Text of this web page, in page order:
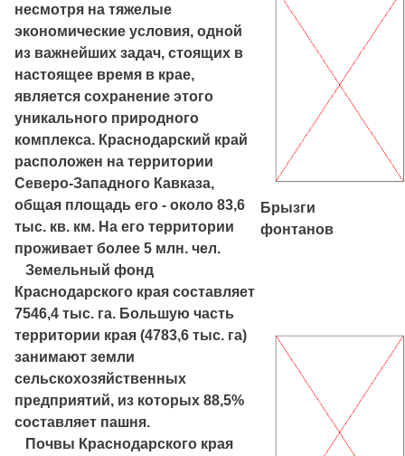
несмотря на тяжелые
экономические условия, одной
из важнейших задач, стоящих в
настоящее время в крае,
является сохранение этого
уникального природного
комплекса. Краснодарский край
расположен на территории
Северо-Западного Кавказа,
общая площадь его - около 83,6
тыс. кв. км. На его территории
проживает более 5 млн. чел.
Земельный фонд
Краснодарского края составляет
7546,4 тыс. га. Большую часть
территории края (4783,6 тыс. га)
занимают земли
сельскохозяйственных
предприятий, из которых 88,5%
составляет пашня.
Почвы Краснодарского края
Брызги
фонтанов